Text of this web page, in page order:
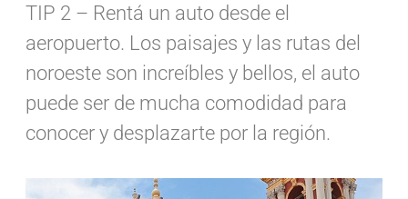
TIP 2 – Rentá un auto desde el
aeropuerto. Los paisajes y las rutas del
noroeste son increíbles y bellos, el auto
puede ser de mucha comodidad para
conocer y desplazarte por la región.